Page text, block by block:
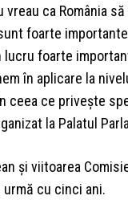
ca România
foarte
foarte
în aplicare la
ceea ce priveşte
la Palatul
şi viitoarea
cu cinci ani.